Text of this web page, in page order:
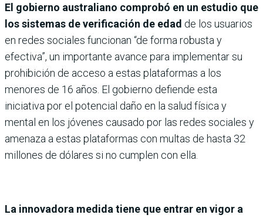
El gobierno australiano comprobó en un estudio que
los sistemas de verificación de edad de los usuarios
en redes sociales funcionan “de forma robusta y
efectiva”, un importante avance para implementar su
prohibición de acceso a estas plataformas a los
menores de 16 años. El gobierno defiende esta
iniciativa por el potencial daño en la salud física y
mental en los jóvenes causado por las redes sociales y
amenaza a estas plataformas con multas de hasta 32
millones de dólares si no cumplen con ella.
La innovadora medida tiene que entrar en vigor a